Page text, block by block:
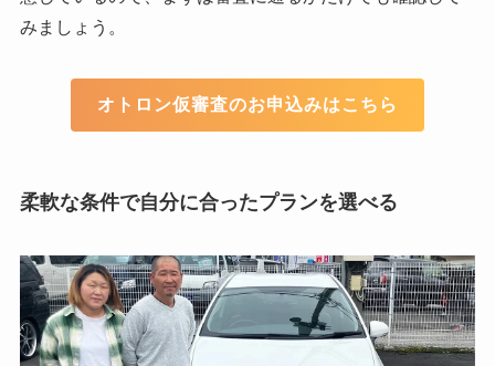
みましょう。
オトロン仮審査のお申込みはこちら
柔軟な条件で自分に合ったプランを選べる